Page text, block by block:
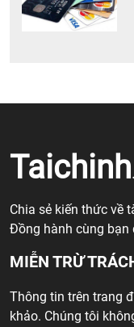
Taichinh
Chia sẻ kiến thức về
Đồng hành cùng bạn
MIỄN TRỪ
Thông tin trên trang
khảo. Chúng tôi